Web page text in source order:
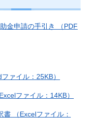
金申請の手引き （PDF
ァイル：25KB）
ファイル：14KB）
書 （Excelファイル：